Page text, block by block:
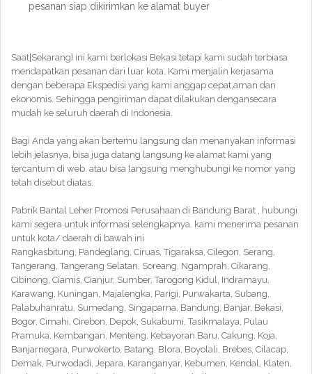
pesanan siap dikirimkan ke alamat buyer
Saat|Sekarang} ini kami berlokasi Bekasi tetapi kami sudah terbiasa
mendapatkan pesanan dari luar kota. Kami menjalin kerjasama
dengan beberapa Ekspedisi yang kami anggap cepat,aman dan
ekonomis. Sehingga pengiriman dapat dilakukan dengansecara
mudah ke seluruh daerah di Indonesia.
Bagi Anda yang akan bertemu langsung dan menanyakan informasi
lebih jelasnya, bisa juga datang langsung ke alamat kami yang
tercantum di web. atau bisa langsung menghubungi ke nomor yang
telah disebut diatas.
Pabrik Bantal Leher Promosi Perusahaan di Bandung Barat , hubungi
kami segera untuk informasi selengkapnya. kami menerima pesanan
untuk kota/ daerah di bawah ini
Rangkasbitung, Pandeglang, Ciruas, Tigaraksa, Cilegon, Serang,
Tangerang, Tangerang Selatan, Soreang, Ngamprah, Cikarang,
Cibinong, Ciamis, Cianjur, Sumber, Tarogong Kidul, Indramayu,
Karawang, Kuningan, Majalengka, Parigi, Purwakarta, Subang,
Palabuhanratu, Sumedang, Singaparna, Bandung, Banjar, Bekasi,
Bogor, Cimahi, Cirebon, Depok, Sukabumi, Tasikmalaya, Pulau
Pramuka, Kembangan, Menteng, Kebayoran Baru, Cakung, Koja,
Banjarnegara, Purwokerto, Batang, Blora, Boyolali, Brebes, Cilacap,
Demak, Purwodadi, Jepara, Karanganyar, Kebumen, Kendal, Klaten,